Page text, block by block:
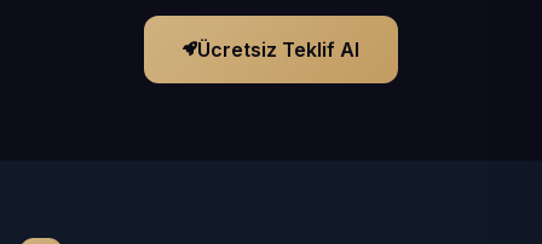
Ücretsiz Teklif Al